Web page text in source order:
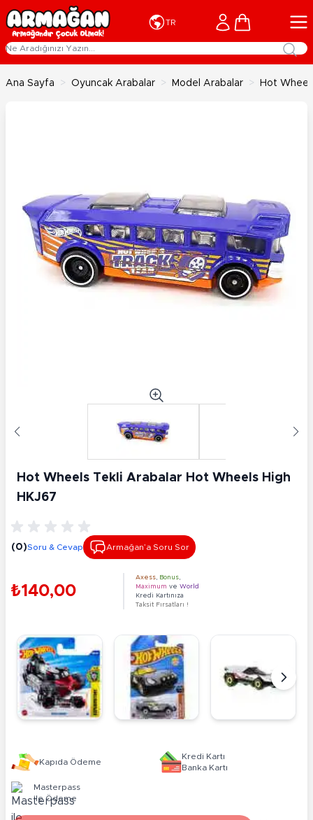
İçeriğe geç
TR Cart
Ana Sayfa > Oyuncak Arabalar > Model Arabalar > Hot
Hot Wheels Tekli Arabalar Hot Wheels High
HKJ67
(0)Soru & Cevap Armağan’a Soru Sor
₺140,00
Axess Bonus
Maximum ve World
Kredi Kartınıza
Taksit Fırsatları !
Kapıda Ödeme
Kredi Kartı
Banka Kartı
Masterpass
ile Ödeme